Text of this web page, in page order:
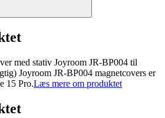
med stativ Joyroom JR-BP004 til
Joyroom JR-BP004 magnetcovers er
15 Pro.Læs mere om produktet